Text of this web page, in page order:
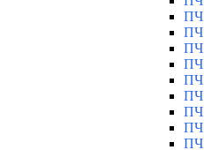
ПЧ
ПЧ
ПЧ
ПЧ
ПЧ
ПЧ
ПЧ
ПЧ
ПЧ